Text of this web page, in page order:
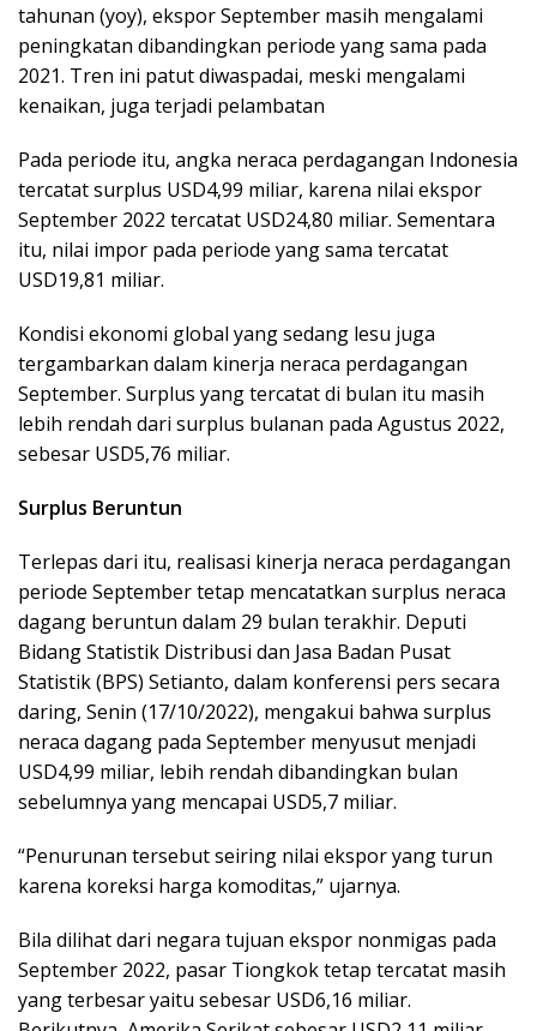
tahunan (yoy), ekspor September masih mengalami
peningkatan dibandingkan periode yang sama pada
2021. Tren ini patut diwaspadai, meski mengalami
kenaikan, juga terjadi pelambatan
Pada periode itu, angka neraca perdagangan Indonesia
tercatat surplus USD4,99 miliar, karena nilai ekspor
September 2022 tercatat USD24,80 miliar. Sementara
itu, nilai impor pada periode yang sama tercatat
USD19,81 miliar.
Kondisi ekonomi global yang sedang lesu juga
tergambarkan dalam kinerja neraca perdagangan
September. Surplus yang tercatat di bulan itu masih
lebih rendah dari surplus bulanan pada Agustus 2022,
sebesar USD5,76 miliar.
Surplus Beruntun
Terlepas dari itu, realisasi kinerja neraca perdagangan
periode September tetap mencatatkan surplus neraca
dagang beruntun dalam 29 bulan terakhir. Deputi
Bidang Statistik Distribusi dan Jasa Badan Pusat
Statistik (BPS) Setianto, dalam konferensi pers secara
daring, Senin (17/10/2022), mengakui bahwa surplus
neraca dagang pada September menyusut menjadi
USD4,99 miliar, lebih rendah dibandingkan bulan
sebelumnya yang mencapai USD5,7 miliar.
“Penurunan tersebut seiring nilai ekspor yang turun
karena koreksi harga komoditas,” ujarnya.
Bila dilihat dari negara tujuan ekspor nonmigas pada
September 2022, pasar Tiongkok tetap tercatat masih
yang terbesar yaitu sebesar USD6,16 miliar.